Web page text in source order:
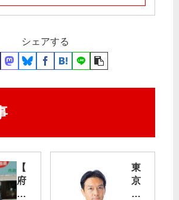
シェアする
【
府
中
東
京
・